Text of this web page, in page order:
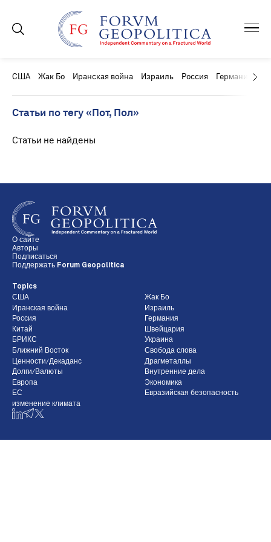
США Жак Бо Иранская война Израиль Россия Германия
Статьи по тегу «Пот, Пол»
Статьи не найдены
О сайте
Авторы
Подписаться
Поддержать Forum Geopolitica
Topics
США
Жак Бо
Иранская война
Израиль
Россия
Германия
Китай
Швейцария
БРИКС
Украина
Ближний Восток
Свобода слова
Ценности/Декаданс
Драгметаллы
Долги/Валюты
Внутренние дела
Европа
Экономика
ЕС
Евразийская безопасность
изменение климата